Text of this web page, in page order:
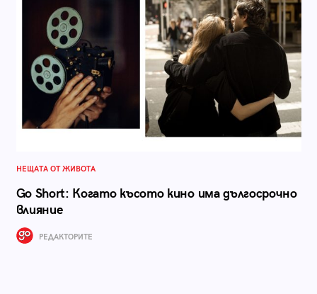
НЕЩАТА ОТ ЖИВОТА
Go Short: Когато късото кино има дългосрочно
влияние
РЕДАКТОРИТЕ